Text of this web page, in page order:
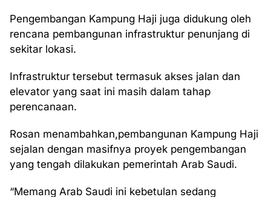
Pengembangan Kampung Haji juga didukung oleh
rencana pembangunan infrastruktur penunjang di
sekitar lokasi.
Infrastruktur tersebut termasuk akses jalan dan
elevator yang saat ini masih dalam tahap
perencanaan.
Rosan menambahkan,pembangunan Kampung Haji
sejalan dengan masifnya proyek pengembangan
yang tengah dilakukan pemerintah Arab Saudi.
“Memang Arab Saudi ini kebetulan sedang